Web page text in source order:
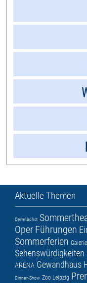
Aktuelle Themen
Demnächst
Oper Führungen
Sommerferien
Sehenswürdigkeiten
ARENA Gewandhaus
Dinner-Show Zoo Leipzig